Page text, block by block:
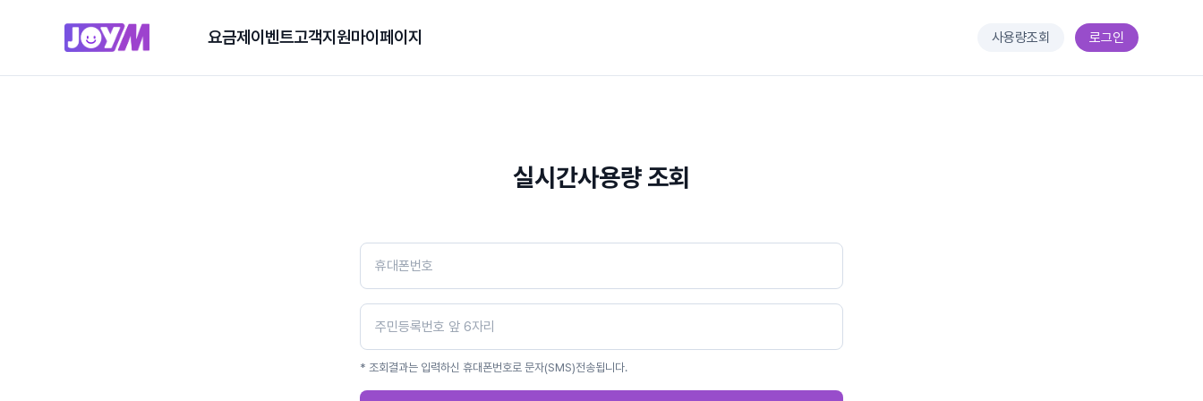
요금제 이벤트고객지원마이페이지 사용량조회 로그인
실시간사용량 조회
* 조회결과는 입력하신 휴대폰번호로 문자(SMS)전송됩니다.